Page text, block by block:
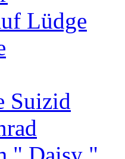
Lüdge
Suizid